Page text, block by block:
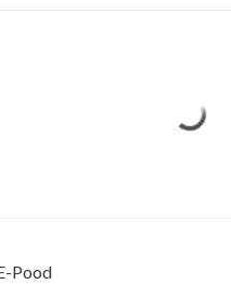
Pood